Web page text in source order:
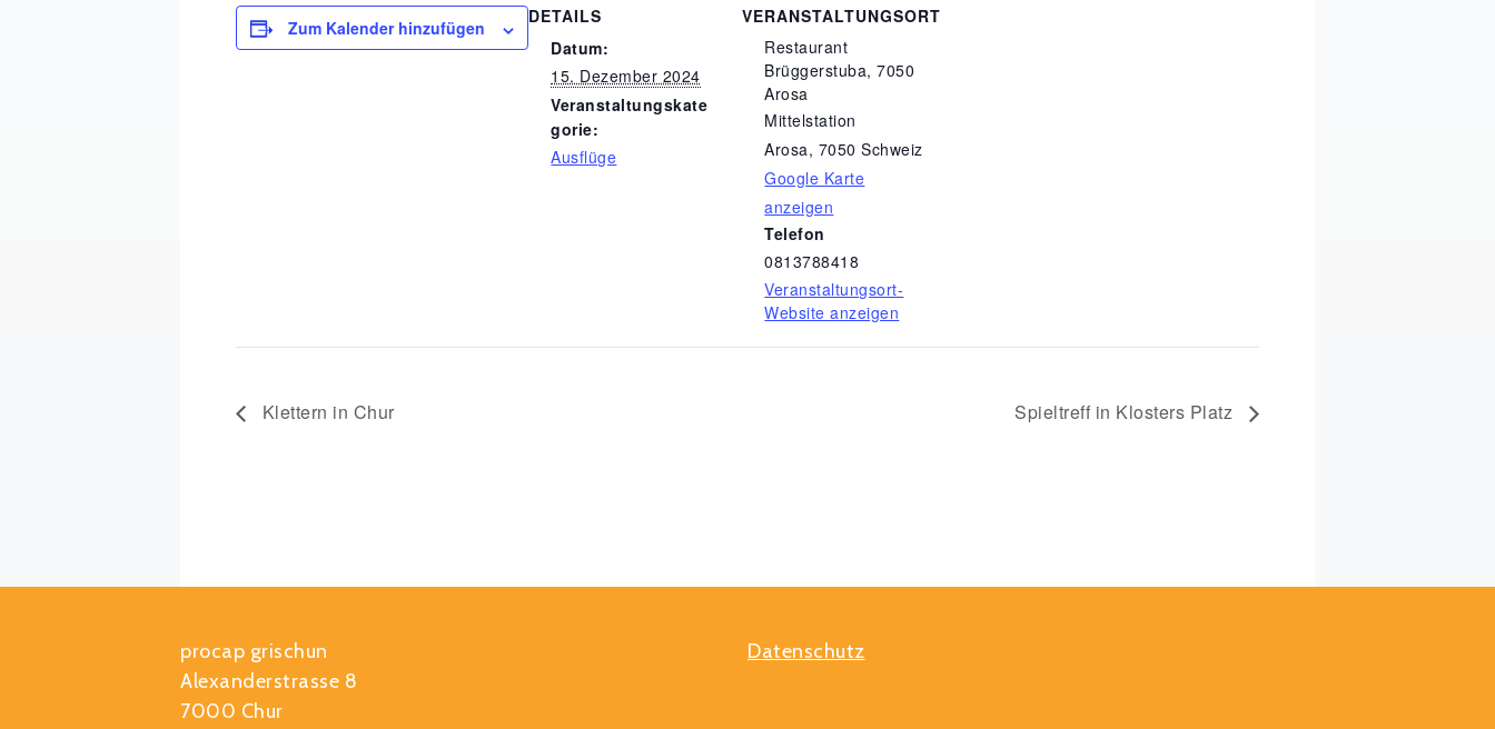
Zum Kalender hinzufügen
DETAILS
Datum:
15. Dezember 2024
Veranstaltungskate
gorie:
Ausflüge
VERANSTALTUNGSORT
Restaurant
Brüggerstuba, 7050
Arosa
Mittelstation
Arosa, 7050 Schweiz
Google Karte
anzeigen
Telefon
0813788418
Veranstaltungsort-
Website anzeigen
Klettern in Chur Spieltreff in Klosters Platz
procap grischun
Alexanderstrasse 8
7000 Chur
Datenschutz